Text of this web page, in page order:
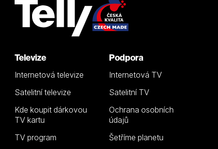
Televize
Internetová televize
Satelitní televize
Kde koupit dárkovou
TV kartu
TV program
Podpora
Internetová TV
Satelitní TV
Ochrana osobních
údajů
Šetříme planetu